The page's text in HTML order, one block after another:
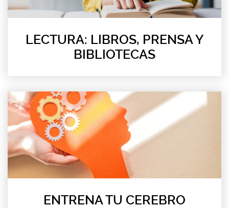
LECTURA: LIBROS, PRENSA Y
BIBLIOTECAS
ENTRENA TU CEREBRO